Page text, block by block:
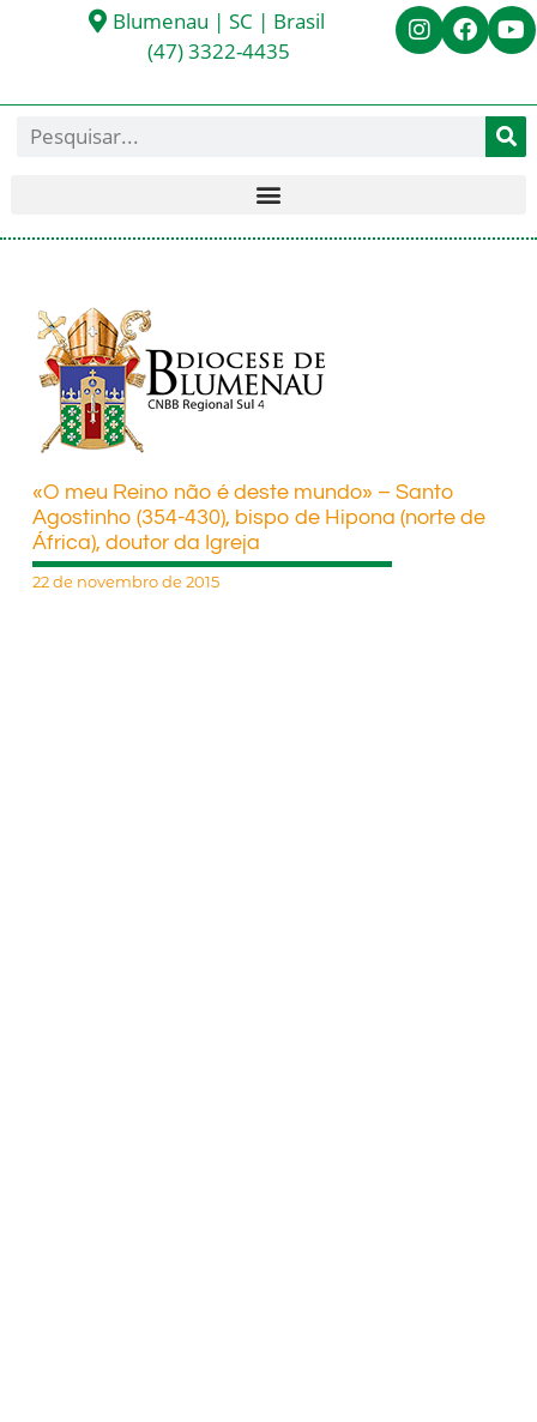
Blumenau | SC | Brasil
(47) 3322-4435
«O meu Reino não é deste mundo» – Santo
Agostinho (354-430), bispo de Hipona (norte de
África), doutor da Igreja
22 de novembro de 2015